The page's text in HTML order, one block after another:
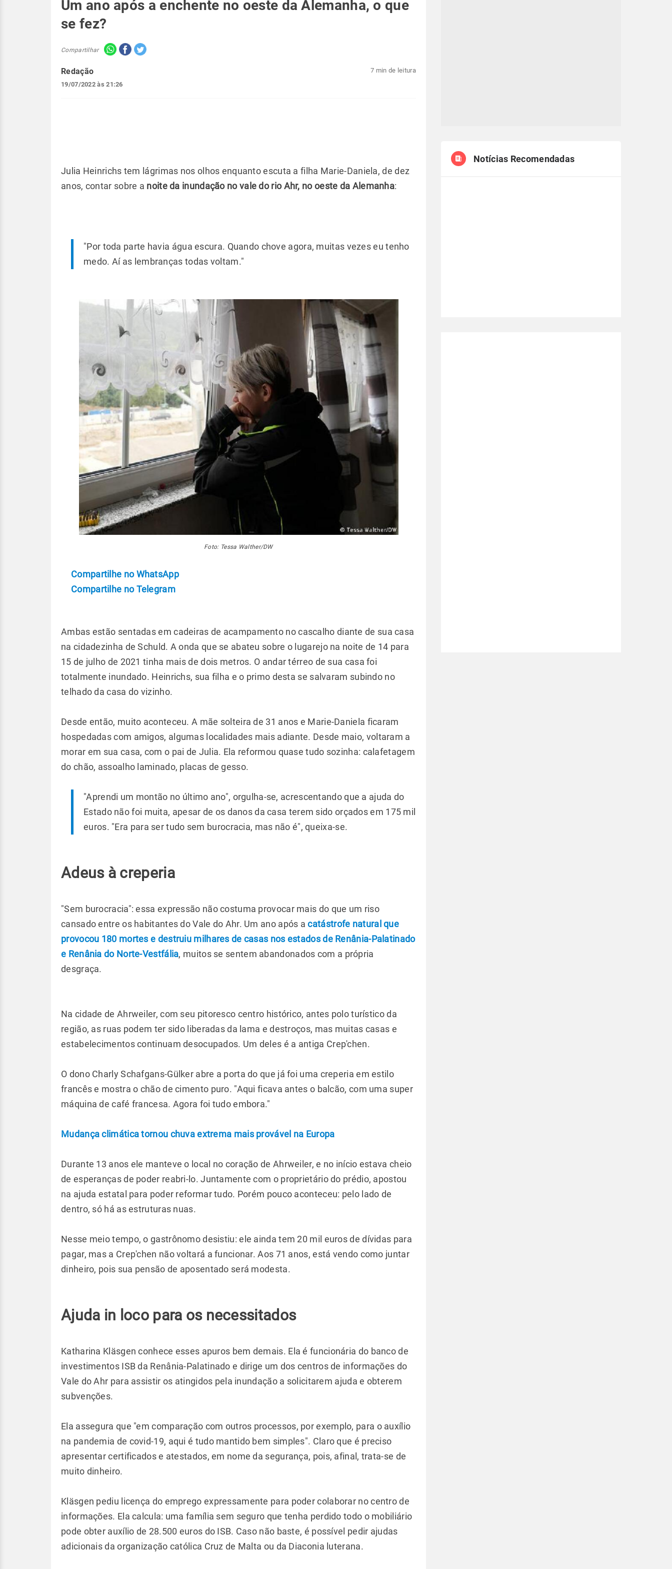
Um ano após a enchente no oeste da Alemanha, o que
se fez?
Compartilhar
Redação
19/07/2022 às 21:26
7 min de leitura
Julia Heinrichs tem lágrimas nos olhos enquanto escuta a filha Marie-Daniela, de dez
anos, contar sobre a noite da inundação no vale do rio Ahr, no oeste da Alemanha:
"Por toda parte havia água escura. Quando chove agora, muitas vezes eu tenho
medo. Aí as lembranças todas voltam."
Foto: Tessa Walther/DW
Compartilhe no WhatsApp
Compartilhe no Telegram
Ambas estão sentadas em cadeiras de acampamento no cascalho diante de sua casa
na cidadezinha de Schuld. A onda que se abateu sobre o lugarejo na noite de 14 para
15 de julho de 2021 tinha mais de dois metros. O andar térreo de sua casa foi
totalmente inundado. Heinrichs, sua filha e o primo desta se salvaram subindo no
telhado da casa do vizinho.
Desde então, muito aconteceu. A mãe solteira de 31 anos e Marie-Daniela ficaram
hospedadas com amigos, algumas localidades mais adiante. Desde maio, voltaram a
morar em sua casa, com o pai de Julia. Ela reformou quase tudo sozinha: calafetagem
do chão, assoalho laminado, placas de gesso.
"Aprendi um montão no último ano", orgulha-se, acrescentando que a ajuda do
Estado não foi muita, apesar de os danos da casa terem sido orçados em 175 mil
euros. "Era para ser tudo sem burocracia, mas não é", queixa-se.
Adeus à creperia
"Sem burocracia": essa expressão não costuma provocar mais do que um riso
cansado entre os habitantes do Vale do Ahr. Um ano após acatástrofe natural que
provocou 180 mortes e destruiu milhares de casas nos estados de Renânia-Palatinado
e Renânia do Norte-Vestfália, muitos se sentem abandonados com a própria
desgraça.
Na cidade de Ahrweiler, com seu pitoresco centro histórico, antes polo turístico da
região, as ruas podem ter sido liberadas da lama e destroços, mas muitas casas e
estabelecimentos continuam desocupados. Um deles é a antiga Crep'chen.
O dono Charly Schafgans-Gülker abre a porta do que já foi uma creperia em estilo
francês e mostra o chão de cimento puro. "Aqui ficava antes o balcão, com uma super
máquina de café francesa. Agora foi tudo embora."
Mudança climática tornou chuva extrema mais provável na Europa
Durante 13 anos ele manteve o local no coração de Ahrweiler, e no início estava cheio
de esperanças de poder reabri-lo. Juntamente com o proprietário do prédio, apostou
na ajuda estatal para poder reformar tudo. Porém pouco aconteceu: pelo lado de
dentro, só há as estruturas nuas.
Nesse meio tempo, o gastrônomo desistiu: ele ainda tem 20 mil euros de dívidas para
pagar, mas a Crep'chen não voltará a funcionar. Aos 71 anos, está vendo como juntar
dinheiro, pois sua pensão de aposentado será modesta.
Ajuda in loco para os necessitados
Katharina Kläsgen conhece esses apuros bem demais. Ela é funcionária do banco de
investimentos ISB da Renânia-Palatinado e dirige um dos centros de informações do
Vale do Ahr para assistir os atingidos pela inundação a solicitarem ajuda e obterem
subvenções.
Ela assegura que "em comparação com outros processos, por exemplo, para o auxílio
na pandemia de covid-19, aqui é tudo mantido bem simples". Claro que é preciso
apresentar certificados e atestados, em nome da segurança, pois, afinal, trata-se de
muito dinheiro.
Kläsgen pediu licença do emprego expressamente para poder colaborar no centro de
informações. Ela calcula: uma família sem seguro que tenha perdido todo o mobiliário
pode obter auxílio de 28.500 euros do ISB. Caso não baste, é possível pedir ajudas
adicionais da organização católica Cruz de Malta ou da Diaconia luterana.
Notícias Recomendadas